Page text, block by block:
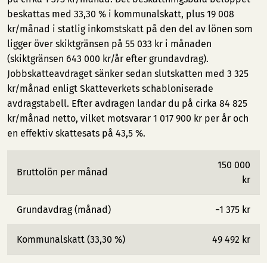
beskattas med 33,30 % i kommunalskatt, plus 19 008
kr/månad i statlig inkomstskatt på den del av lönen som
ligger över skiktgränsen på 55 033 kr i månaden
(skiktgränsen 643 000 kr/år efter grundavdrag).
Jobbskatteavdraget sänker sedan slutskatten med 3 325
kr/månad enligt Skatteverkets schabloniserade
avdragstabell. Efter avdragen landar du på cirka 84 825
kr/månad netto, vilket motsvarar 1 017 900 kr per år och
en effektiv skattesats på 43,5 %.
Bruttolön per månad
150 000
kr
Grundavdrag (månad) −1 375 kr
Kommunalskatt (33,30 %) 49 492 kr